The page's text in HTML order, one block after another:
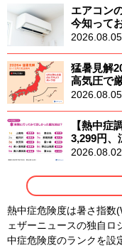
エアコン
今知って
猛暑見解
高気圧で
【熱中症
3,299円、
熱中症危険度は暑さ指数
ェザーニュースの独自ロ
中症危険度のランクを設